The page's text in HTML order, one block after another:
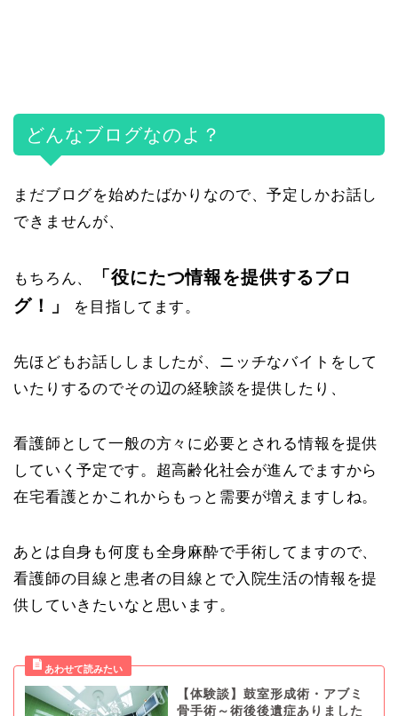
どんなブログなのよ？
まだブログを始めたばかりなので、予定しかお話し
できませんが、
もちろん、
「役にたつ情報を提供するブロ
グ！」
を目指してます。
先ほどもお話ししましたが、ニッチなバイトをして
いたりするのでその辺の経験談を提供したり、
看護師として一般の方々に必要とされる情報を提供
していく予定です。超高齢化社会が進んでますから
在宅看護とかこれからもっと需要が増えますしね。
あとは自身も何度も全身麻酔で手術してますので、
看護師の目線と患者の目線とで入院生活の情報を提
供していきたいなと思います。
【体験談】鼓室形成術・アブミ
骨手術～術後後遺症ありました